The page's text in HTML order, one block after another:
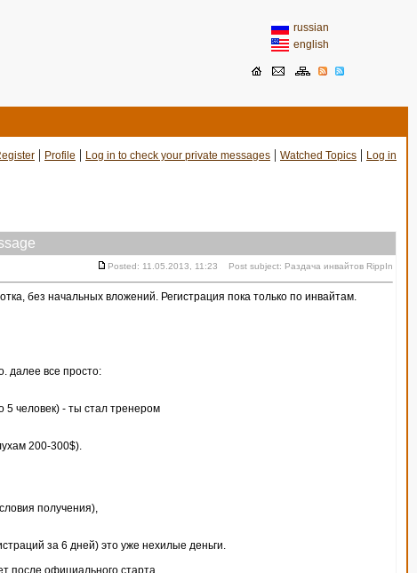
russian
english
| Profile | Log in to check your private messages | Watched Topics | Log in
Posted: 11.05.2013, 11:23 Post subject: Раздача инвайтов RippIn
без начальных вложений. Регистрация пока только по инвайтам.
далее все просто:
5 человек) - ты стал тренером
200-300$).
получения),
за 6 дней) это уже нехилые деньги.
после официального старта.